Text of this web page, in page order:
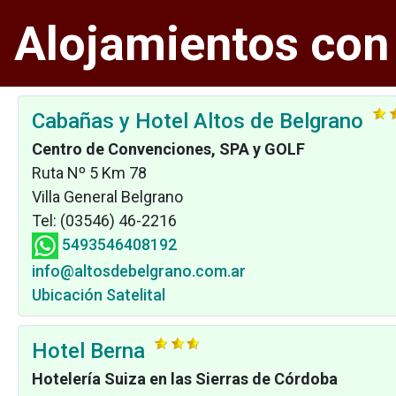
Alojamientos con
Cabañas y Hotel Altos de Belgrano
Centro de Convenciones, SPA y GOLF
Ruta Nº 5 Km 78
Villa General Belgrano
Tel: (03546) 46-2216
5493546408192
info@altosdebelgrano.com.ar
Ubicación Satelital
Hotel Berna
Hotelería Suiza en las Sierras de Córdoba